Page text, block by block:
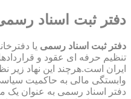
دفتر ثبت اسناد
دفتر ثبت اسناد رسمی یا
تنظیم حرفه ای عقود و
ایران است.هرچند این نهاد
وابستگی مالی به حاکمیت
دفتر اسناد رسمی به عنوان